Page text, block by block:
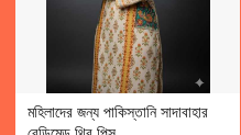
মহিলাদের জন্য পাকিস্তানি সাদাবাহার